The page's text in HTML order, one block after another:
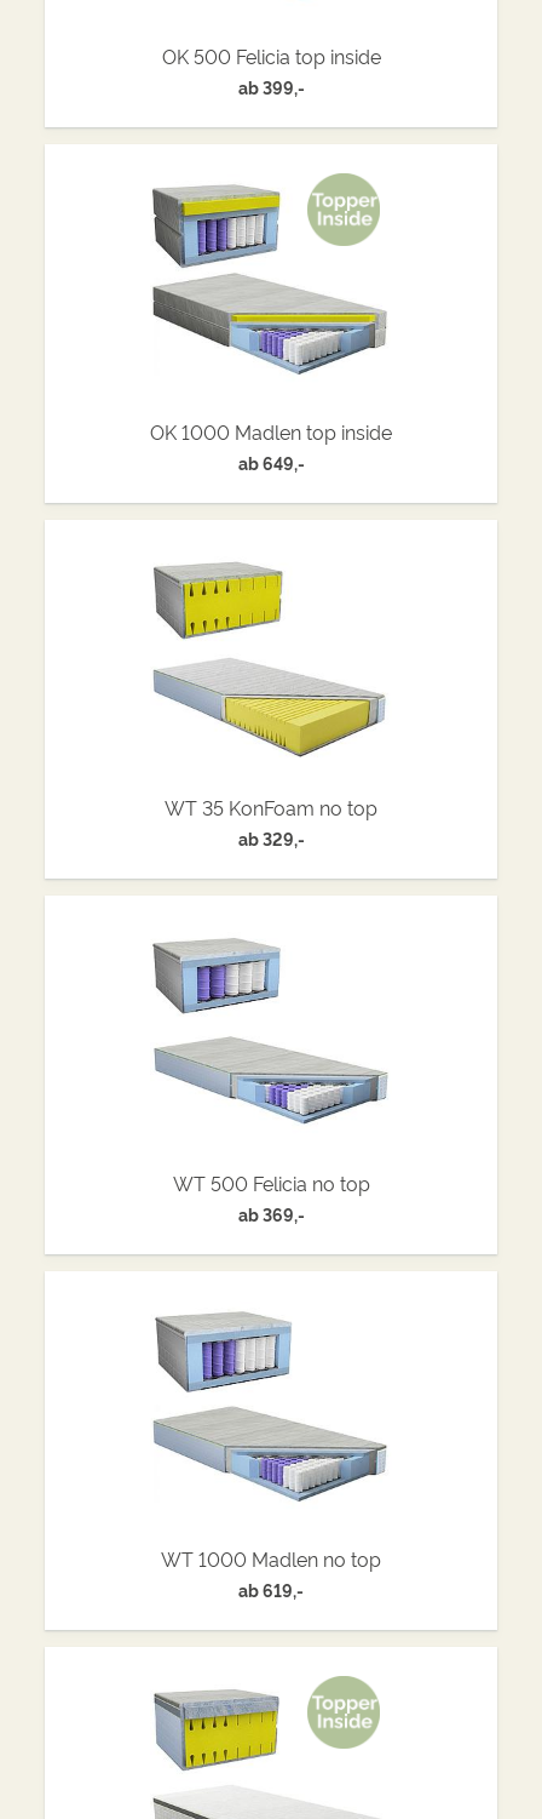
OK 500 Felicia top inside
ab399,-
OK 1000 Madlen top inside
ab649,-
WT 35 KonFoam no top
ab329,-
WT 500 Felicia no top
ab369,-
WT 1000 Madlen no top
ab619,-